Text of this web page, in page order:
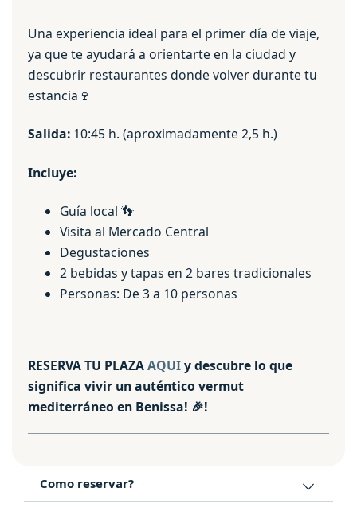
Una experiencia ideal para el primer día de viaje,
ya que te ayudará a orientarte en la ciudad y
descubrir restaurantes donde volver durante tu
estancia🍷
Salida: 10:45 h. (aproximadamente 2,5 h.)
Incluye:
Guía local 👣
Visita al Mercado Central
Degustaciones
2 bebidas y tapas en 2 bares tradicionales
Personas: De 3 a 10 personas
RESERVA TU PLAZAAQUIy descubre lo que
significa vivir un auténtico vermut
mediterráneo en Benissa! 🎉!
Como reservar?